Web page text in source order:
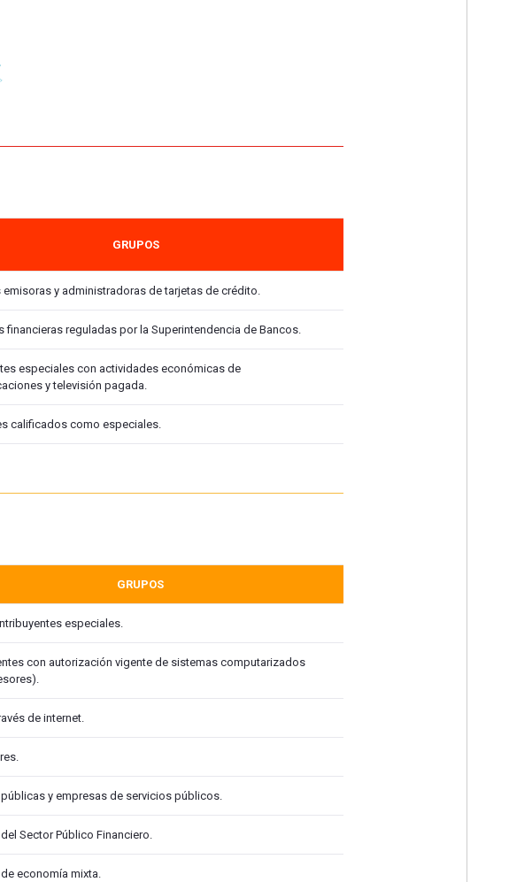
GRUPOS
y administradoras de tarjetas de crédito.
financieras reguladas por la Superintendencia de Bancos.
especiales con actividades económicas de
y televisión pagada.
calificados como especiales.
GRUPOS
especiales.
con autorización vigente de sistemas computarizados
de internet.
y empresas de servicios públicos.
Sector Público Financiero.
economía mixta.